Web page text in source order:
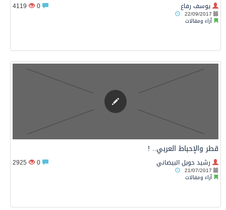
يوسف رفاع
22/09/2017
آراء ومقالات
4119
قطر والإحباط العربي.. !
رشيد حويل البيضاني
21/07/2017
آراء ومقالات
2925